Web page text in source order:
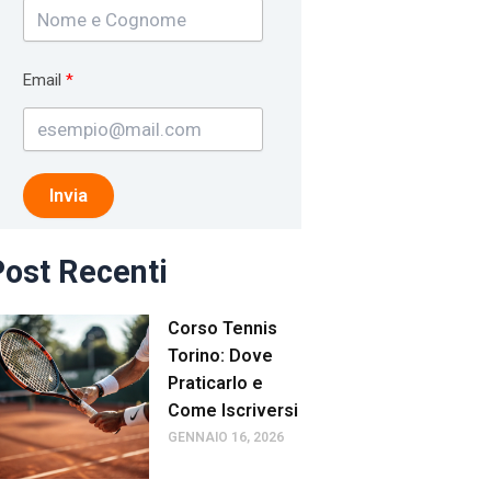
Email
Invia
Recenti
Corso Tennis
Torino: Dove
Praticarlo e
Come Iscriversi
GENNAIO 16, 2026